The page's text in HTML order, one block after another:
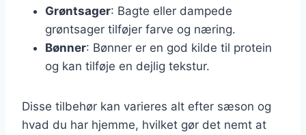
Grøntsager: Bagte eller dampede
grøntsager tilføjer farve og næring.
Bønner: Bønner er en god kilde til protein
og kan tilføje en dejlig tekstur.
Disse tilbehør kan varieres alt efter sæson og
hvad du har hjemme, hvilket gør det nemt at